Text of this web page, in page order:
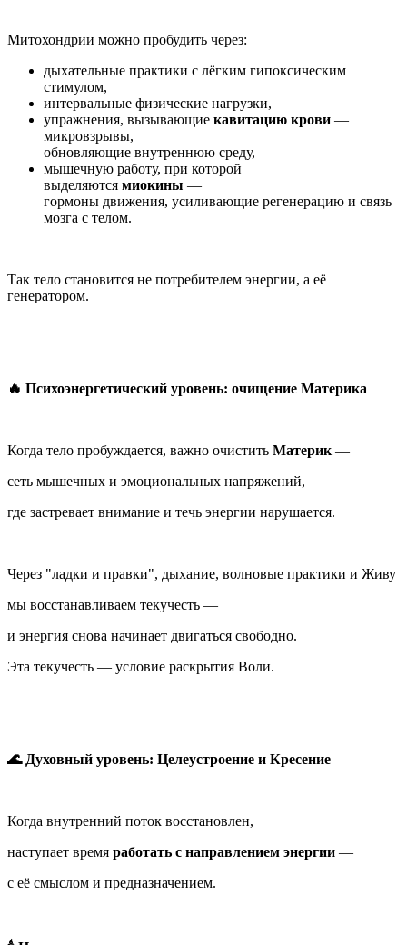
Митохондрии можно пробудить через:
дыхательные практики с лёгким гипоксическим
стимулом,
интервальные физические нагрузки,
упражнения, вызывающие кавитацию крови —
микровзрывы,
обновляющие внутреннюю среду,
мышечную работу, при которой
выделяются миокины —
гормоны движения, усиливающие регенерацию и связь
мозга с телом.
Так тело становится не потребителем энергии, а её
генератором.
🔥 Психоэнергетический уровень: очищение Материка
Когда тело пробуждается, важно очистить Материк —
сеть мышечных и эмоциональных напряжений,
где застревает внимание и течь энергии нарушается.
Через "ладки и правки", дыхание, волновые практики и Живу
мы восстанавливаем текучесть —
и энергия снова начинает двигаться свободно.
Эта текучесть — условие раскрытия Воли.
🌊 Духовный уровень: Целеустроение и Кресение
Когда внутренний поток восстановлен,
наступает время работать с направлением энергии —
с её смыслом и предназначением.